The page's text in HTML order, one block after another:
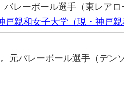
バレーボール選手（東レア
戸親和女子大学（現・神戸親
元バレーボール選手（デン